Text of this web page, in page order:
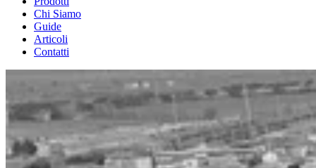
Chi Siamo
Guide
Articoli
Contatti